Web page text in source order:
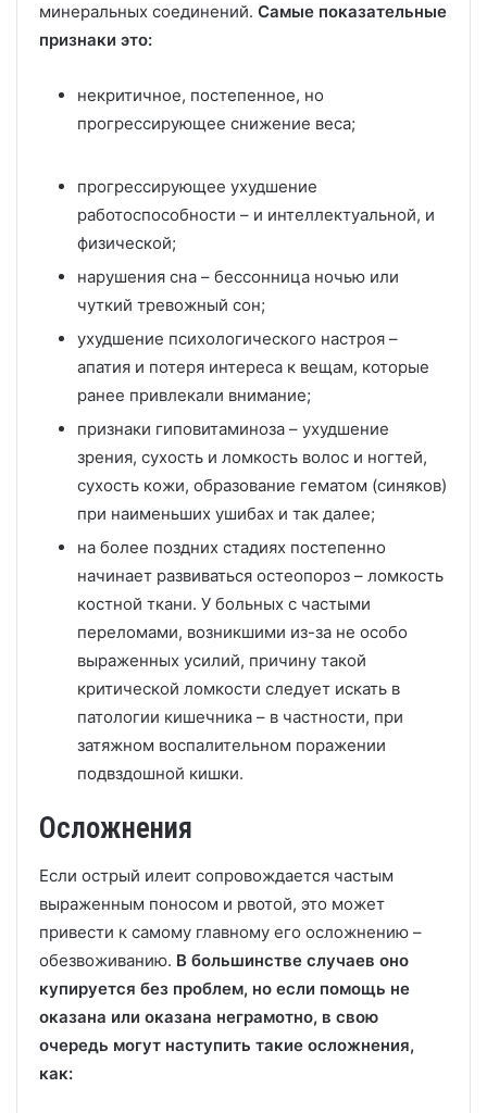
минеральных соединений. Самые показательные
признаки это:
некритичное, постепенное, но
прогрессирующее снижение веса;
прогрессирующее ухудшение
работоспособности – и интеллектуальной, и
физической;
нарушения сна – бессонница ночью или
чуткий тревожный сон;
ухудшение психологического настроя –
апатия и потеря интереса к вещам, которые
ранее привлекали внимание;
признаки гиповитаминоза – ухудшение
зрения, сухость и ломкость волос и ногтей,
сухость кожи, образование гематом (синяков)
при наименьших ушибах и так далее;
на более поздних стадиях постепенно
начинает развиваться остеопороз – ломкость
костной ткани. У больных с частыми
переломами, возникшими из-за не особо
выраженных усилий, причину такой
критической ломкости следует искать в
патологии кишечника – в частности, при
затяжном воспалительном поражении
подвздошной кишки.
Осложнения
Если острый илеит сопровождается частым
выраженным поносом и рвотой, это может
привести к самому главному его осложнению –
обезвоживанию. В большинстве случаев оно
купируется без проблем, но если помощь не
оказана или оказана неграмотно, в свою
очередь могут наступить такие осложнения,
как: